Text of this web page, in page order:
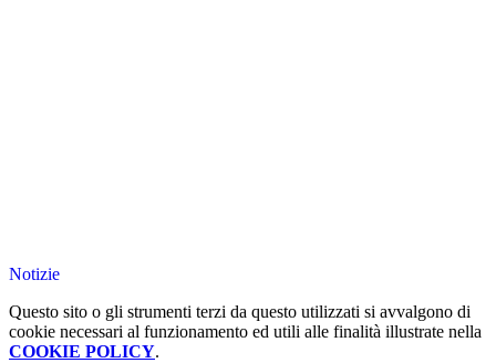
Notizie
Questo sito o gli strumenti terzi da questo utilizzati si avvalgono di
cookie necessari al funzionamento ed utili alle finalità illustrate nella
COOKIE POLICY.